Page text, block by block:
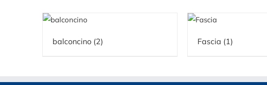
balconcino (2) Fascia (1)